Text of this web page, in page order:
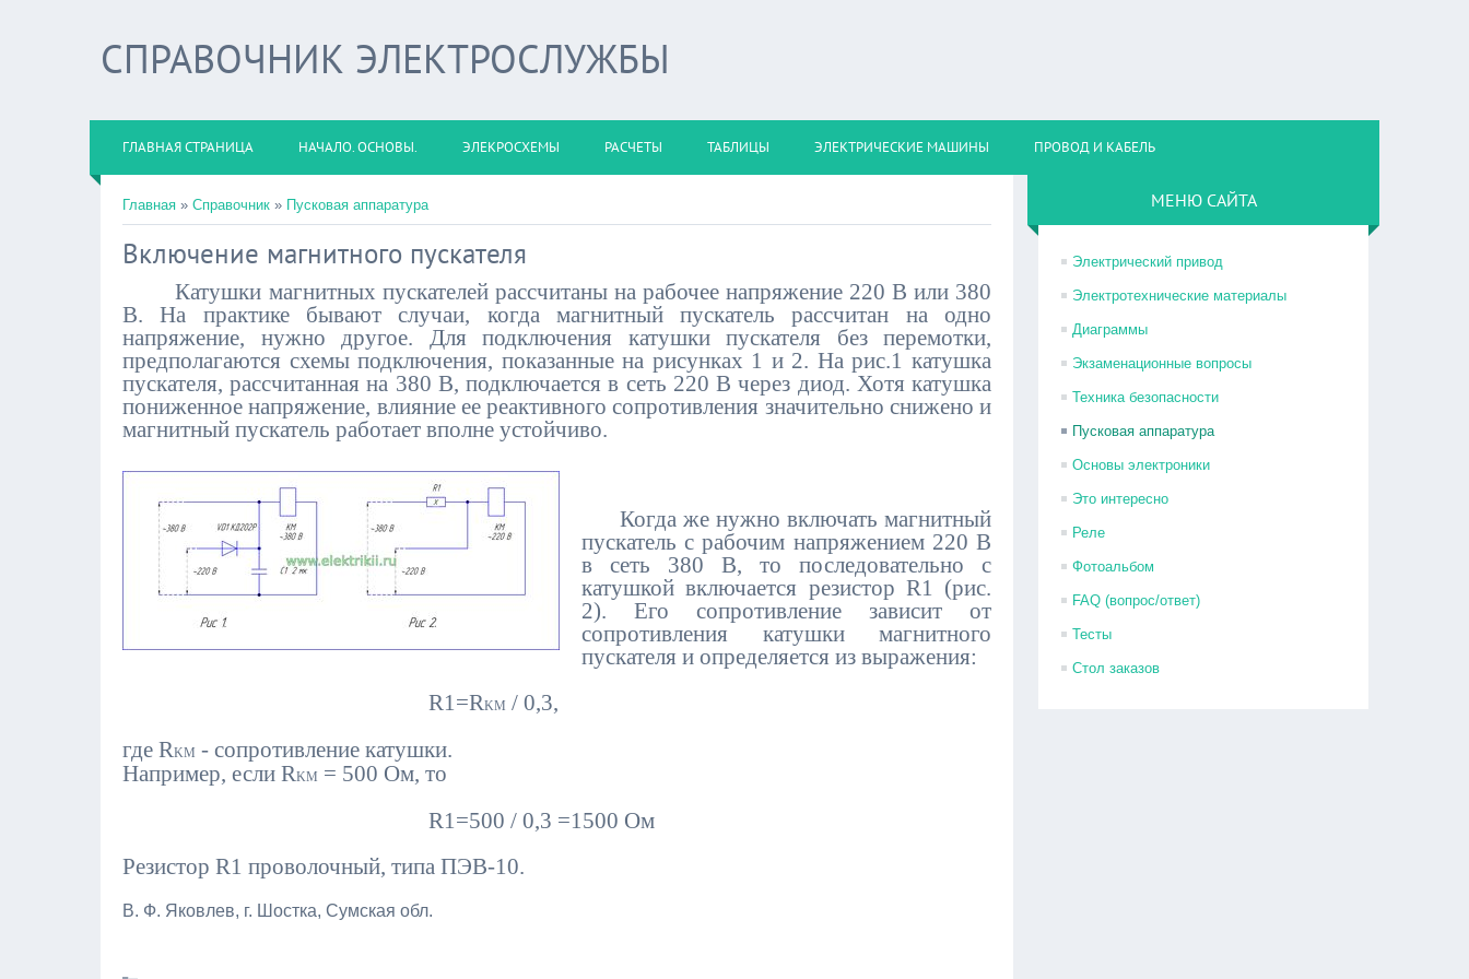
СПРАВОЧНИК ЭЛЕКТРОСЛУЖБЫ
ГЛАВНАЯ СТРАНИЦА НАЧАЛО. ОСНОВЫ. ЭЛЕКРОСХЕМЫ РАСЧЕТЫ ТАБЛИЦЫ ЭЛЕКТРИЧЕСКИЕ МАШИНЫ ПРОВОД И КАБЕЛЬ
Главная » Справочник » Пусковая аппаратура
Включение магнитного пускателя
Катушки магнитных пускателей рассчитаны на рабочее напряжение 220 В или 380
В. На практике бывают случаи, когда магнитный пускатель рассчитан на одно
напряжение, нужно другое. Для подключения катушки пускателя без перемотки,
предполагаются схемы подключения, показанные на рисунках 1 и 2. На рис.1 катушка
пускателя, рассчитанная на 380 В, подключается в сеть 220 В через диод. Хотя катушка
пониженное напряжение, влияние ее реактивного сопротивления значительно снижено и
магнитный пускатель работает вполне устойчиво.
Когда же нужно включать магнитный
пускатель с рабочим напряжением 220 В
в сеть 380 В, то последовательно с
катушкой включается резистор R1 (рис.
2). Его сопротивление зависит от
сопротивления катушки магнитного
пускателя и определяется из выражения:
R1=RKM / 0,3,
где RKM - сопротивление катушки.
Например, если RKM = 500 Ом, то
R1=500 / 0,3 =1500 Ом
Резистор R1 проволочный, типа ПЭВ-10.
В. Ф. Яковлев, г. Шостка, Сумская обл.
МЕНЮ САЙТА
Электрический привод
Электротехнические материалы
Диаграммы
Экзаменационные вопросы
Техника безопасности
Пусковая аппаратура
Основы электроники
Это интересно
Реле
Фотоальбом
FAQ (вопрос/ответ)
Тесты
Стол заказов